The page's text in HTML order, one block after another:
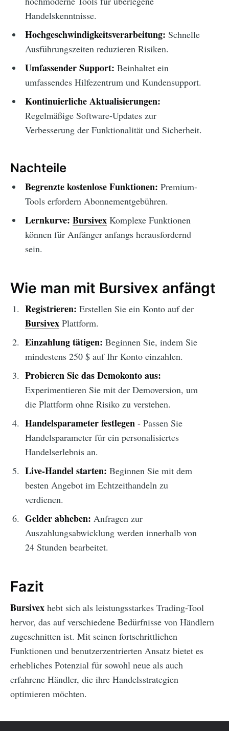
Handelskenntnisse.
Hochgeschwindigkeitsverarbeitung: Schnelle
Ausführungszeiten reduzieren Risiken.
Umfassender Support: Beinhaltet ein
umfassendes Hilfezentrum und Kundensupport.
Kontinuierliche Aktualisierungen:
Regelmäßige Software-Updates zur
Verbesserung der Funktionalität und Sicherheit.
Nachteile
Begrenzte kostenlose Funktionen: Premium-
Tools erfordern Abonnementgebühren.
Lernkurve: BursivexKomplexe Funktionen
können für Anfänger anfangs herausfordernd
sein.
Wie man mit Bursivex anfängt
Registrieren: Erstellen Sie ein Konto auf der
BursivexPlattform.
Einzahlung tätigen: Beginnen Sie, indem Sie
mindestens 250 $ auf Ihr Konto einzahlen.
Probieren Sie das Demokonto aus:
Experimentieren Sie mit der Demoversion, um
die Plattform ohne Risiko zu verstehen.
Handelsparameter festlegen- Passen Sie
Handelsparameter für ein personalisiertes
Handelserlebnis an.
Live-Handel starten: Beginnen Sie mit dem
besten Angebot im Echtzeithandeln zu
verdienen.
Gelder abheben: Anfragen zur
Auszahlungsabwicklung werden innerhalb von
24 Stunden bearbeitet.
Fazit
Bursivex hebt sich als leistungsstarkes Trading-Tool
hervor, das auf verschiedene Bedürfnisse von Händlern
zugeschnitten ist. Mit seinen fortschrittlichen
Funktionen und benutzerzentrierten Ansatz bietet es
erhebliches Potenzial für sowohl neue als auch
erfahrene Händler, die ihre Handelsstrategien
optimieren möchten.